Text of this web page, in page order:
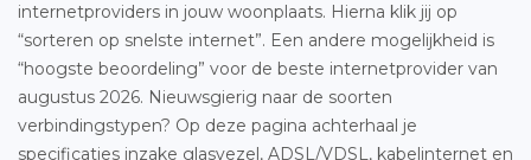
internetproviders in jouw woonplaats. Hierna klik jij op
“sorteren op snelste internet”. Een andere mogelijkheid is
“hoogste beoordeling” voor de beste internetprovider van
augustus 2026. Nieuwsgierig naar de soorten
verbindingstypen? Op deze pagina achterhaal je
specificaties inzake glasvezel, ADSL/VDSL, kabelinternet en